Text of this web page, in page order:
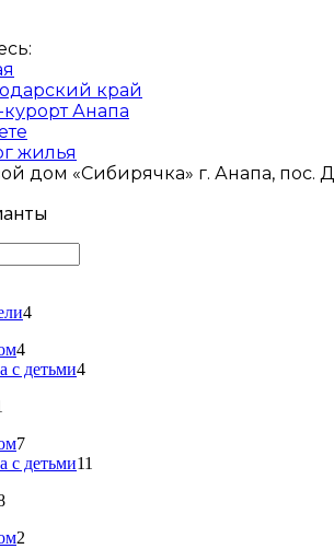
край
Анапа
жилья
дом «Сибирячка» г. Анапа, пос.
4
4
с детьми4
7
с детьми11
2